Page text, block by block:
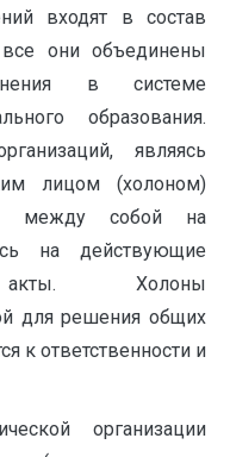
входят в состав
они объединены
в системе
образования.
являясь
лицом (холоном)
между собой на
на действующие
акты. Холоны
для решения общих
к ответственности и
организации